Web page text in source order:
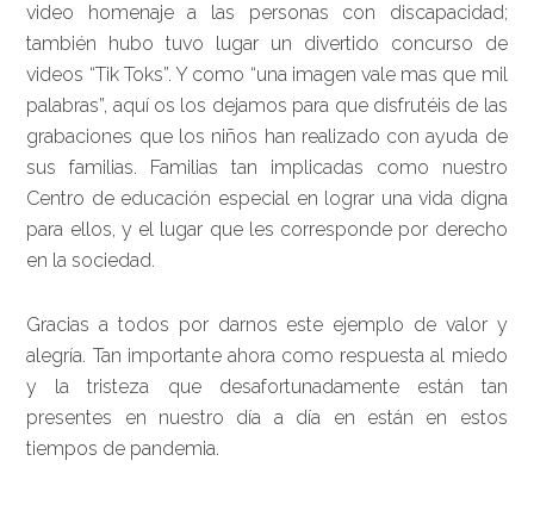
video homenaje a las personas con discapacidad;
también hubo tuvo lugar un divertido concurso de
videos “Tik Toks”. Y como “una imagen vale mas que mil
palabras”, aquí os los dejamos para que disfrutéis de las
grabaciones que los niños han realizado con ayuda de
sus familias. Familias tan implicadas como nuestro
Centro de educación especial en lograr una vida digna
para ellos, y el lugar que les corresponde por derecho
en la sociedad.
Gracias a todos por darnos este ejemplo de valor y
alegría. Tan importante ahora como respuesta al miedo
y la tristeza que desafortunadamente están tan
presentes en nuestro día a día en están en estos
tiempos de pandemia.